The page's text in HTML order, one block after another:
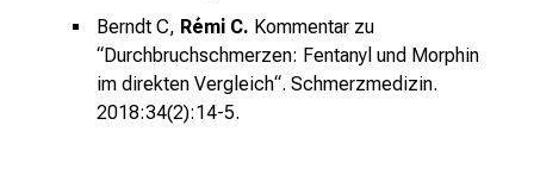
Berndt C, Rémi C. Kommentar zu
“Durchbruchschmerzen: Fentanyl und Morphin
im direkten Vergleich“. Schmerzmedizin.
2018:34(2):14-5.